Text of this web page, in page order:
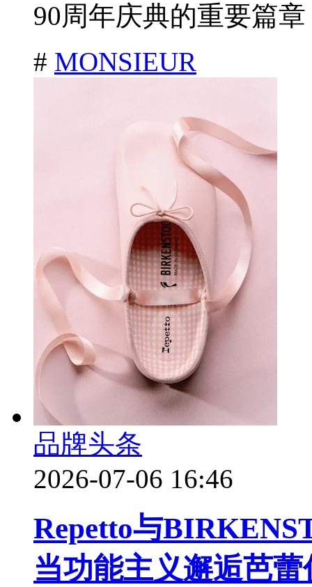
90周年庆典的重要篇章
# MONSIEUR
品牌头条
2026-07-06 16:46
Repetto与
当功能主义邂逅芭蕾